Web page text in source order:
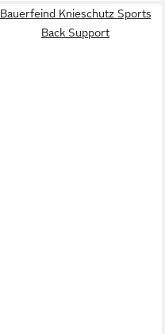
Bauerfeind Knieschutz Sports
Back Support